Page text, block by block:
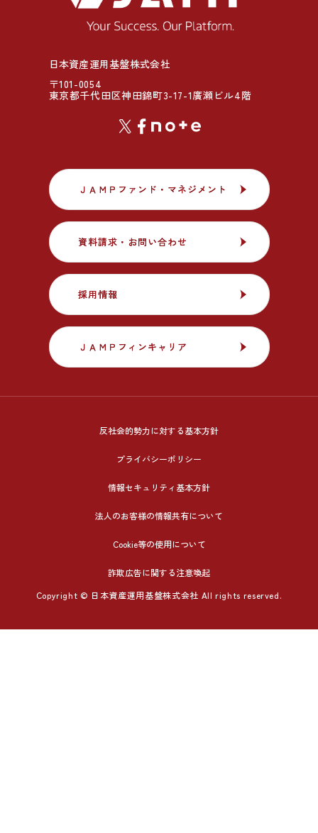
日本資産運用基盤株式会社
〒101-0054
東京都千代田区神田錦町3-17-1廣瀬ビル4階
ＪＡＭＰファンド・マネジメント
ＪＡＭＰファンド・マネジメント
資料請求・お問い合わせ
資料請求・お問い合わせ
採用情報
採用情報
ＪＡＭＰフィンキャリア
ＪＡＭＰフィンキャリア
反社会的勢力に対する基本方針
プライバシーポリシー
情報セキュリティ基本方針
法人のお客様の情報共有について
Cookie等の使用について
詐欺広告に関する注意喚起
Copyright © 日本資産運用基盤株式会社 All rights reserved.